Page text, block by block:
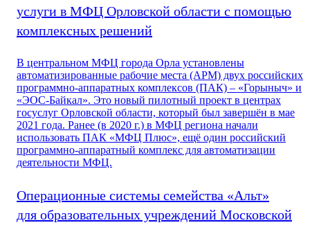
услуги в МФЦ Орловской области с помощью
комплексных решений
В центральном МФЦ города Орла установлены
автоматизированные рабочие места (АРМ) двух российских
программно-аппаратных комплексов (ПАК) – «Горыныч» и
«ЭОС-Байкал». Это новый пилотный проект в центрах
госуслуг Орловской области, который был завершён в мае
2021 года. Ранее (в 2020 г.) в МФЦ региона начали
использовать ПАК «МФЦ Плюс», ещё один российский
программно-аппаратный комплекс для автоматизации
деятельности МФЦ.
Операционные системы семейства «Альт»
для образовательных учреждений Московской